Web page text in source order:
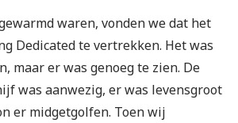
waren, vonden we dat het
Dedicated te vertrekken. Het was
maar er was genoeg te zien. De
was aanwezig, er was levensgroot
er midgetgolfen. Toen wij